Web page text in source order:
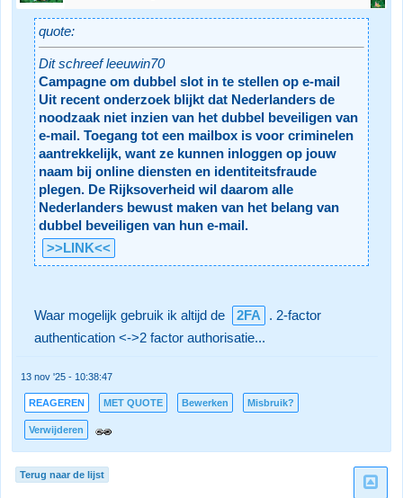
quote:
Dit schreef leeuwin70
Campagne om dubbel slot in te stellen op e-mail
Uit recent onderzoek blijkt dat Nederlanders de
noodzaak niet inzien van het dubbel beveiligen van
e-mail. Toegang tot een mailbox is voor criminelen
aantrekkelijk, want ze kunnen inloggen op jouw
naam bij online diensten en identiteitsfraude
plegen. De Rijksoverheid wil daarom alle
Nederlanders bewust maken van het belang van
dubbel beveiligen van hun e-mail.
>>LINK<<
Waar mogelijk gebruik ik altijd de 2FA
. 2-factor
authentication <->2 factor authorisatie...
13 nov '25 - 10:38:47
REAGEREN MET QUOTE Bewerken Misbruik?
Verwijderen
Terug naar de lijst